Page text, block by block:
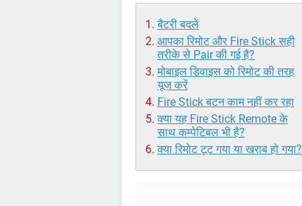
बैटरी बदलें
आपका रिमोट और Fire Stick सही
तरीके से Pair की गई है?
मोबाइल डिवाइस को रिमोट की तरह
यूज करें
Fire Stick बटन काम नहीं कर रहा
क्या यह Fire Stick Remote के
साथ कम्पेटिबल भी है?
क्या रिमोट टूट गया या खराब हो गया?